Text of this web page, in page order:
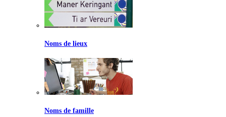
Noms de lieux
Noms de famille